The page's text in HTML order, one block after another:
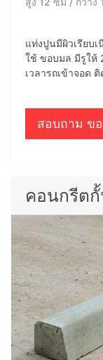
แท่งปูนมีผิวเรียบ
ใช้ ขอบมล มีรูให้
เวลารถเข้าจอด
สอบถาม ข
คอนกรีต